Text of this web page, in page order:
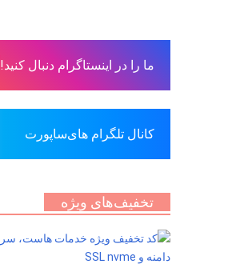
ما را در اینستاگرام دنبال کنید!
کانال تلگرام های‌ساپورت
تخفیف‌های ویژه